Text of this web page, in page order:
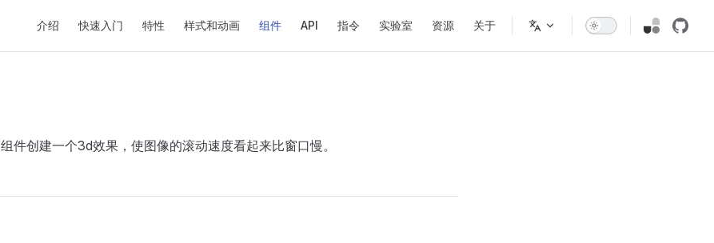
介绍 快速入门 特性 样式和动画 组件 API 指令 实验室 资源 关于
组件创建一个3d效果，使图像的滚动速度看起来比窗口慢。